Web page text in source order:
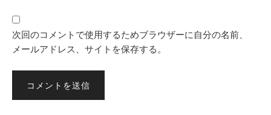
次回のコメントで使用するためブラウザーに自分の名前、
メールアドレス、サイトを保存する。